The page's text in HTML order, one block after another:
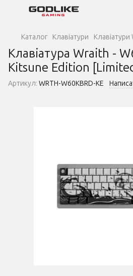
Каталог Клавіатури
Клавіатура Wraith -
Kitsune Edition
Артикул: WRTH-W60KBRD-KE